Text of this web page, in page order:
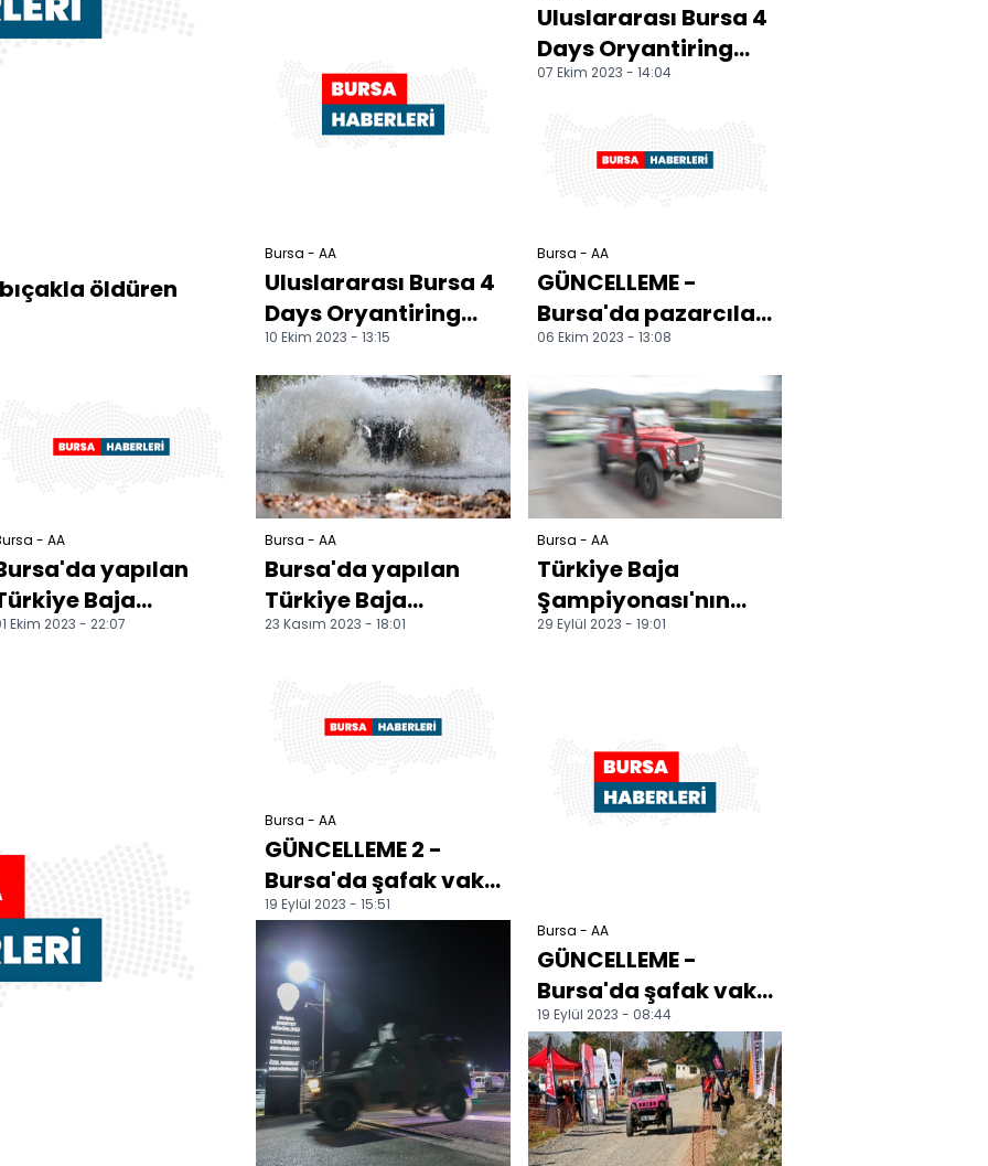
öldüren
Bursa - AA
Uluslararası Bursa 4
Days Oryantiring
Yarışları'nın
sonuçları açıklandı
10 Ekim 2023 - 13:15
Uluslararası Bursa 4
Days Oryantiring
Yarışları devam
07 Ekim 2023 - 14:04
Bursa - AA
GÜNCELLEME -
Bursa'da pazarcılar
arasında çıkan
kavgada 3 kişi
tüfekle yara...
06 Ekim 2023 - 13:08
- AA
yapılan
Baja
Ekim 2023 - 22:07
Bursa - AA
Bursa'da yapılan
Türkiye Baja
Şampiyonası'nda ilk
23 Kasım 2023 - 18:01
Bursa - AA
Türkiye Baja
Şampiyonası'nın
ikinci ayağı,
29 Eylül 2023 - 19:01
Bursa - AA
GÜNCELLEME 2 -
Bursa'da şafak vakti
helikopter destekli
uyuşturucu
operasyo...
19 Eylül 2023 - 15:51
Bursa - AA
GÜNCELLEME -
Bursa'da şafak vakti
helikopter destekli
uyuşturucu
operasyonu
19 Eylül 2023 - 08:44